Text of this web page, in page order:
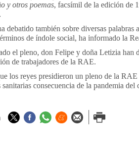
y otros poemas, facsímil de la edición de
debatido también sobre diversas
de índole social, ha informado la
el pleno, don Felipe y doña Letizia han
de trabajadores de la RAE.
los reyes presidieron un pleno de la
sanitarias consecuencia de la pandemia del
TwitterFacebook
Whatsapp
Menéame
Enviar porImprimir